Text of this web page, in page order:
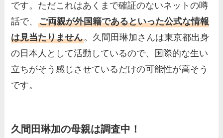
です。ただこれはあくまで確証のないネットの噂
話で、ご両親が外国籍であるといった公式な情報
は見当たりません。久間田琳加さんは東京都出身
の日本人として活動しているので、国際的な生い
立ちがそう感じさせているだけの可能性が高そう
です。
久間田琳加の母親は調査中！